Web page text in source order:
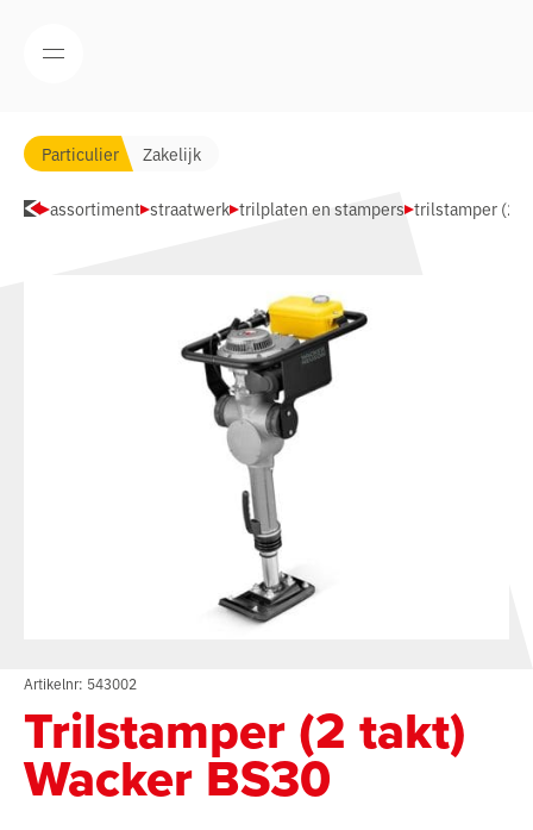
Open/Sluit mobiel menu
Particulier Zakelijk
assortiment straatwerk trilplaten en stampers trilstamper (2
Artikelnr: 543002
Trilstamper (2 takt)
Wacker BS30